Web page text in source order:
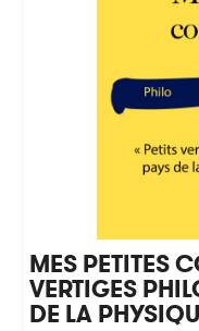
MES PETITES
VERTIGES
DE LA